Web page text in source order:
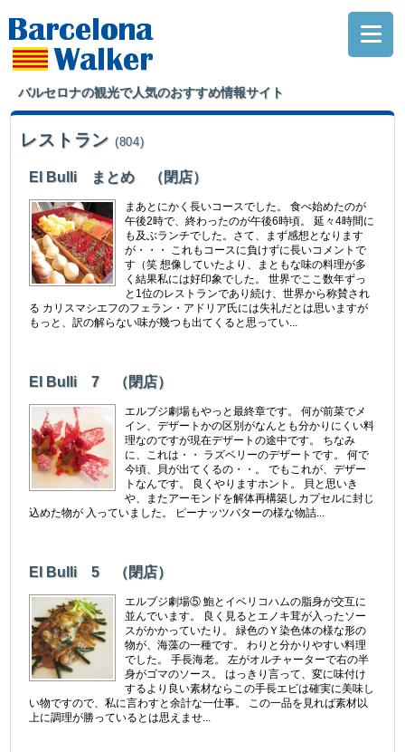
バルセロナの観光で人気のおすすめ情報サイト
レストラン (804)
El Bulli まとめ （閉店）
まあとにかく長いコースでした。 食べ始めたのが
午後2時で、終わったのが午後6時頃。 延々4時間に
も及ぶランチでした。さて、まず感想となります
が・・・ これもコースに負けずに長いコメントで
す（笑 想像していたより、まともな味の料理が多
く結果私には好印象でした。 世界でここ数年ずっ
と1位のレストランであり続け、世界から称賛され
る カリスマシエフのフェラン・アドリア氏には失礼だとは思いますが
もっと、訳の解らない味が幾つも出てくると思ってい...
El Bulli 7 （閉店）
エルブジ劇場もやっと最終章です。 何が前菜でメ
イン、デザートかの区別がなんとも分かりにくい料
理なのですが現在デザートの途中です。 ちなみ
に、これは・・ ラズベリーのデザートです。 何で
今頃、貝が出てくるの・・。 でもこれが、デザー
トなんです。 良くやりますホント。 貝と思いき
や、またアーモンドを解体再構築しカプセルに封じ
込めた物が 入っていました。 ピーナッツバターの様な物詰...
El Bulli 5 （閉店）
エルブジ劇場⑤ 鮑とイベリコハムの脂身が交互に
並んでいます。 良く見るとエノキ茸が入ったソー
スがかかっていたり。 緑色のＹ染色体の様な形の
物が、海藻の一種です。 わりと分かりやすい料理
でした。 手長海老。 左がオルチャーターで右の半
身がゴマのソース。 はっきり言って、変に味付け
するより良い素材ならこの手長エビは確実に美味し
い物ですので、私に言わすと余計な一仕事。 この一品を見れば素材以
上に調理が勝っているとは思えませ...